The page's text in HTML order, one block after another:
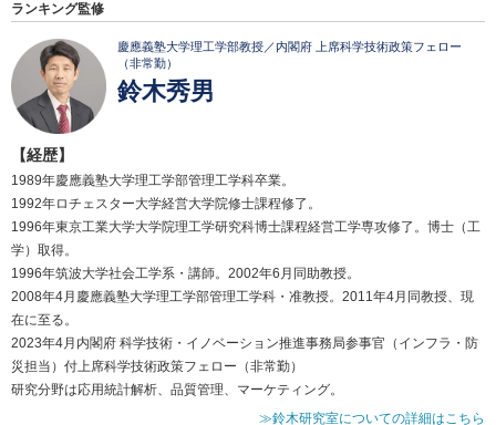
ランキング監修
慶應義塾大学理工学部教授／内閣府 上席科学技術政策フェロー
（非常勤）
鈴木秀男
【経歴】
1989年慶應義塾大学理工学部管理工学科卒業。
1992年ロチェスター大学経営大学院修士課程修了。
1996年東京工業大学大学院理工学研究科博士課程経営工学専攻修了。博士（工
学）取得。
1996年筑波大学社会工学系・講師。2002年6月同助教授。
2008年4月慶應義塾大学理工学部管理工学科・准教授。2011年4月同教授、現
在に至る。
2023年4月内閣府 科学技術・イノベーション推進事務局参事官（インフラ・防
災担当）付上席科学技術政策フェロー（非常勤）
研究分野は応用統計解析、品質管理、マーケティング。
≫鈴木研究室についての詳細はこちら